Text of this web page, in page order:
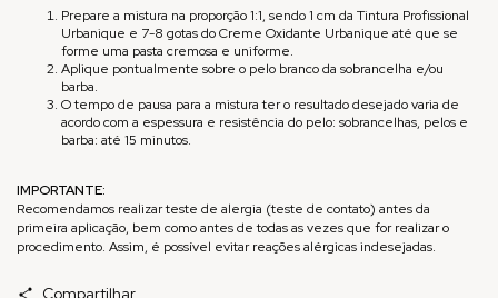
Prepare a mistura na proporção 1:1, sendo 1 cm da Tintura Profissional
Urbanique e 7-8 gotas do Creme Oxidante Urbanique até que se
forme uma pasta cremosa e uniforme.
Aplique pontualmente sobre o pelo branco da sobrancelha e/ou
barba.
O tempo de pausa para a mistura ter o resultado desejado varia de
acordo com a espessura e resistência do pelo: sobrancelhas, pelos e
barba: até 15 minutos.
IMPORTANTE:
Recomendamos realizar teste de alergia (teste de contato) antes da
primeira aplicação, bem como antes de todas as vezes que for realizar o
procedimento. Assim, é possível evitar reações alérgicas indesejadas.
Compartilhar